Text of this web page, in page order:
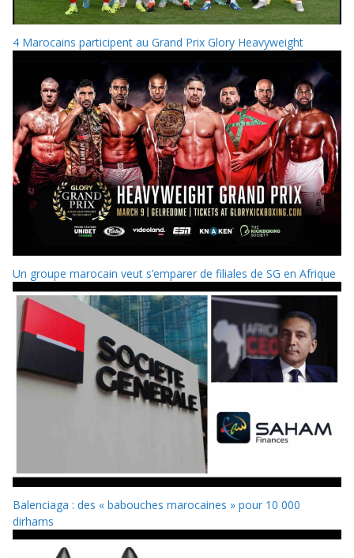
4 Marocains participent au Grand Prix Glory Heavyweight
Un groupe marocain veut s’emparer de filiales de SG en Afrique
Balenciaga : des « babouches marocaines » pour 10 000
dirhams